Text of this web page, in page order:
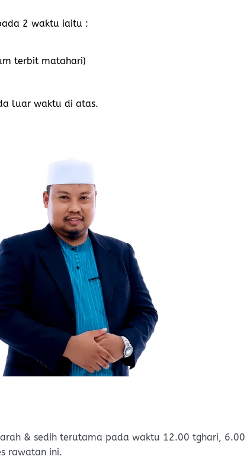
2 waktu iaitu :
terbit matahari)
luar waktu di atas.
& sedih terutama pada waktu 12.00 tghari,
rawatan ini.